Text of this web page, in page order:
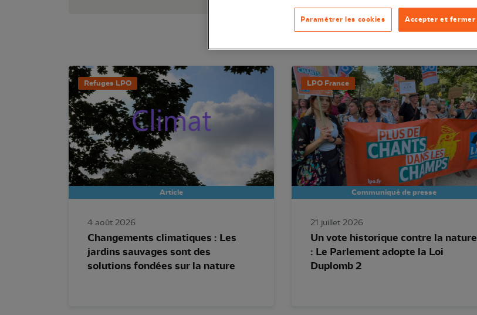
Refuges LPO
Article
4 août 2026
Changements climatiques : Les
jardins sauvages sont des
solutions fondées sur la nature
LPO France
Communiqué de presse
21 juillet 2026
Un vote historique contre la nature
: Le Parlement adopte la Loi
Duplomb 2
Accepter et fermer
Paramétrer les cookies